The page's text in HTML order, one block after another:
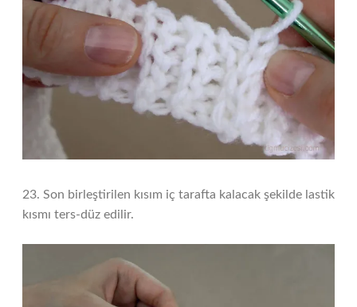
23. Son birleştirilen kısım iç tarafta kalacak şekilde lastik
kısmı ters-düz edilir.